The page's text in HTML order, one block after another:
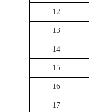
12
13
14
15
16
17